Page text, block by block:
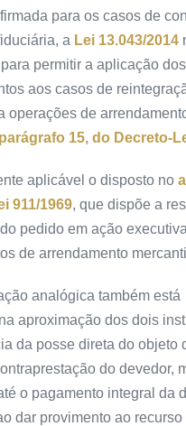
para os casos de
a Lei 13.043/2014
permitir a aplicação
aos casos de
operações de
15, do Decreto-
aplicável o disposto no
911/1969, que dispõe a
pedido em ação
de arrendamento
analógica também está
aproximação dos dois
da posse direta do objeto
do devedor,
o pagamento integral da
dar provimento ao recurso